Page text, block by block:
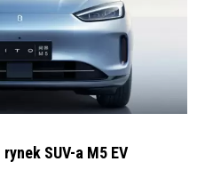
SUV-a M5 EV